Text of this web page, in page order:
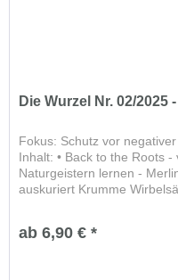
Die Wurzel Nr. 02/2025
Fokus: Schutz vor
Inhalt: • Back to the Roots
Naturgeistern lernen -
auskuriert Krumme
ab 6,90 € *